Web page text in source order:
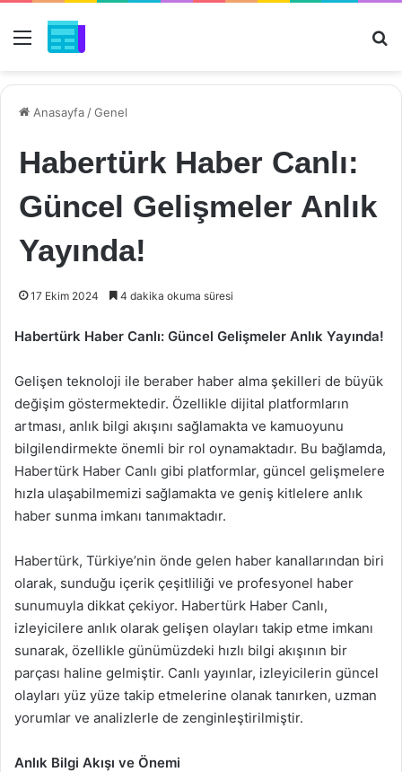
Menü
Anasayfa /Genel
Habertürk Haber Canlı:
Güncel Gelişmeler Anlık
Yayında!
17 Ekim 2024 4 dakika okuma süresi
Habertürk Haber Canlı: Güncel Gelişmeler Anlık Yayında!
Gelişen teknoloji ile beraber haber alma şekilleri de büyük
değişim göstermektedir. Özellikle dijital platformların
artması, anlık bilgi akışını sağlamakta ve kamuoyunu
bilgilendirmekte önemli bir rol oynamaktadır. Bu bağlamda,
Habertürk Haber Canlı gibi platformlar, güncel gelişmelere
hızla ulaşabilmemizi sağlamakta ve geniş kitlelere anlık
haber sunma imkanı tanımaktadır.
Habertürk, Türkiye’nin önde gelen haber kanallarından biri
olarak, sunduğu içerik çeşitliliği ve profesyonel haber
sunumuyla dikkat çekiyor. Habertürk Haber Canlı,
izleyicilere anlık olarak gelişen olayları takip etme imkanı
sunarak, özellikle günümüzdeki hızlı bilgi akışının bir
parçası haline gelmiştir. Canlı yayınlar, izleyicilerin güncel
olayları yüz yüze takip etmelerine olanak tanırken, uzman
yorumlar ve analizlerle de zenginleştirilmiştir.
Anlık Bilgi Akışı ve Önemi